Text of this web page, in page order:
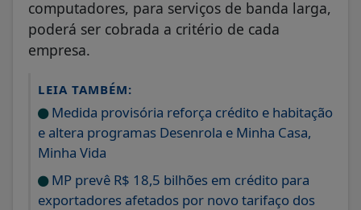
computadores, para serviços de banda larga,
poderá ser cobrada a critério de cada
empresa.
LEIA TAMBÉM:
Medida provisória reforça crédito e habitação
e altera programas Desenrola e Minha Casa,
Minha Vida
MP prevê R$ 18,5 bilhões em crédito para
exportadores afetados por novo tarifaço dos